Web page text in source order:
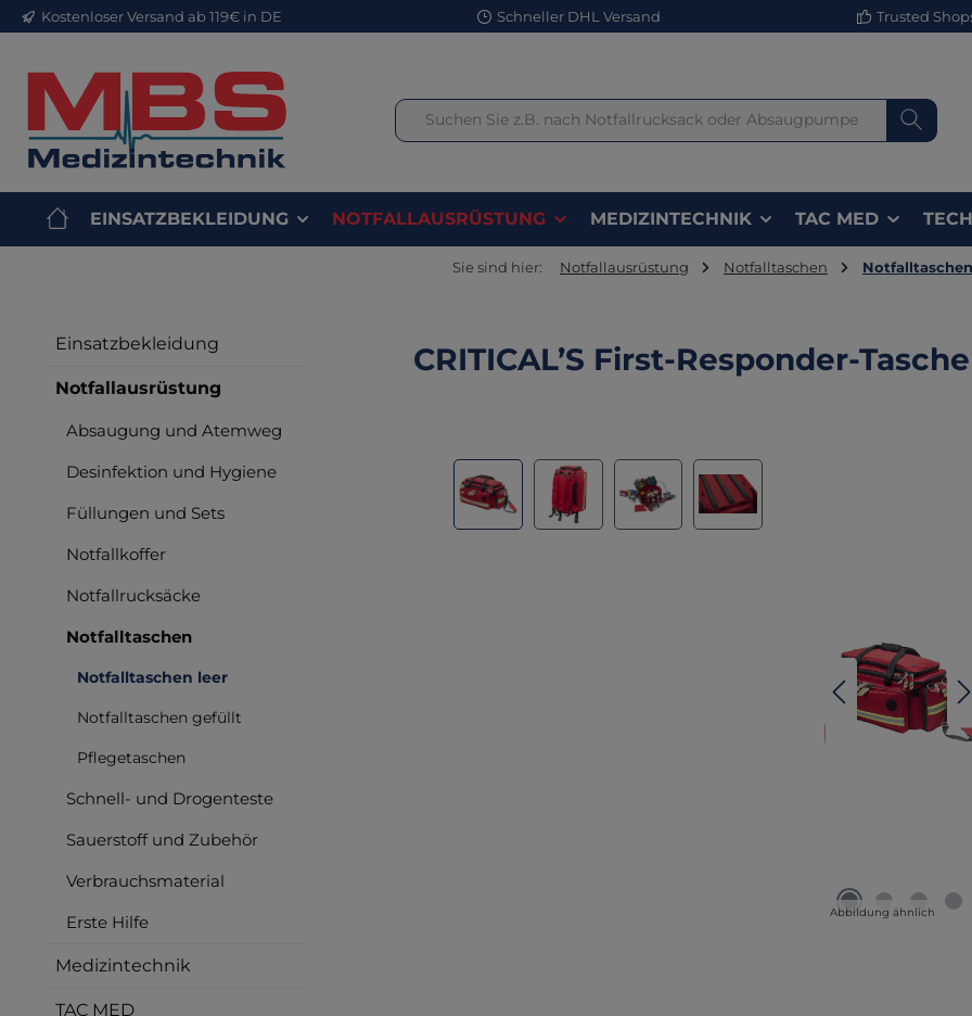
Hauptinhalt springen
Zur Suche springen
Zur Hauptnavigation springen
Kostenloser Versand ab 119€ in DE Schneller DHL Versand Trusted
EINSATZBEKLEIDUNG NOTFALLAUSRÜSTUNG MEDIZINTECHNIK TAC MED
Sie sind hier: Notfallausrüstung Notfalltaschen
Einsatzbekleidung
Notfallausrüstung
Absaugung und Atemweg
Desinfektion und Hygiene
Füllungen und Sets
Notfallkoffer
Notfallrucksäcke
Notfalltaschen
Notfalltaschen leer
Notfalltaschen gefüllt
Pflegetaschen
Schnell- und Drogenteste
Sauerstoff und Zubehör
Verbrauchsmaterial
Erste Hilfe
Medizintechnik
TAC MED
CRITICAL’S First-Responder-
Bildergalerie überspringen
Abbildung ähnlich